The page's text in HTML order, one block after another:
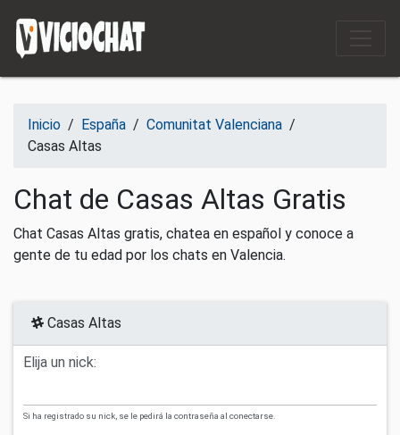
Inicio / España / Comunitat Valenciana /
Casas Altas
Chat de Casas Altas Gratis
Chat Casas Altas gratis, chatea en español y conoce a
gente de tu edad por los chats en Valencia.
Casas Altas
Elija un nick:
Si ha registrado su nick, se le pedirá la contraseña al conectarse.